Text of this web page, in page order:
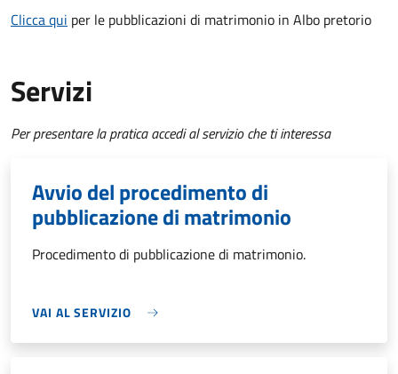
Clicca qui per le pubblicazioni di matrimonio in Albo pretorio
Servizi
Per presentare la pratica accedi al servizio che ti interessa
Avvio del procedimento di
pubblicazione di matrimonio
Procedimento di pubblicazione di matrimonio.
VAI AL SERVIZIO